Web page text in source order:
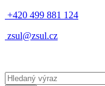
+420 499 881 124
zsul@zsul.cz